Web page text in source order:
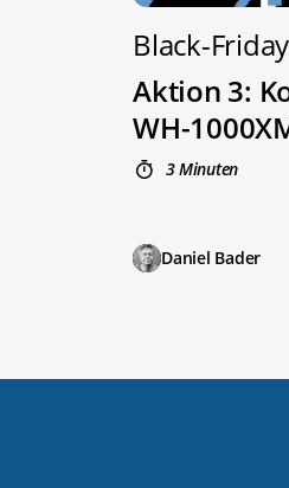
Black-
Aktion 3:
WH-
3 Minuten
Daniel Bader